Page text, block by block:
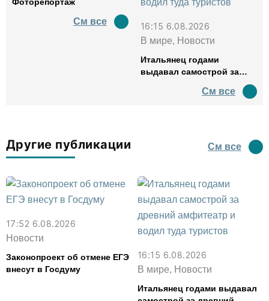
Фоторепортаж
См все
16:15 6.08.2026
В мире, Новости
Итальянец годами
выдавал самострой за
водил туда туристов
См все
Другие публикации См все
17:52 6.08.2026
Новости
Законопроект об отмене ЕГЭ
внесут в Госдуму
16:15 6.08.2026
В мире, Новости
Итальянец годами выдавал